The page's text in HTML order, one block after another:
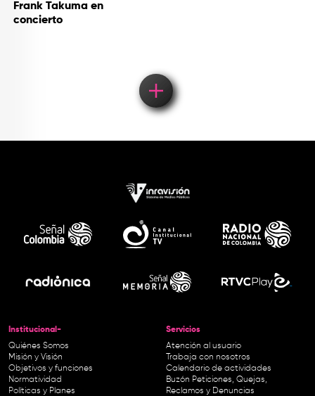
Frank Takuma en
concierto
Institucional-
Quiénes Somos
Misión y Visión
Objetivos y funciones
Normatividad
Políticas y Planes
Servicios
Atención al usuario
Trabaja con nosotros
Calendario de actividades
Buzón Peticiones, Quejas,
Reclamos y Denuncias